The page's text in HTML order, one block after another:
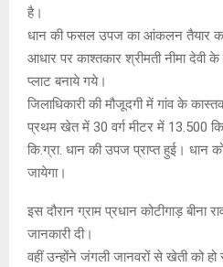
है।
धान की फसल उपज का आंकलन तैयार
आधार पर काश्तकार श्रीमती नीमा देवी
प्लाट बनाये गये।
जिलाधिकारी की मौजूदगी में गांव के
प्रथम खेत में 30 वर्ग मीटर में 13.500
कि.ग्रा. धान की उपज प्राप्त हुई। धान
जायेगा।
इस दौरान ग्राम प्रधान कोटीगाड़ बीना
जानकारी दी।
वहीं उन्होंने जंगली जानवरों से खेती को